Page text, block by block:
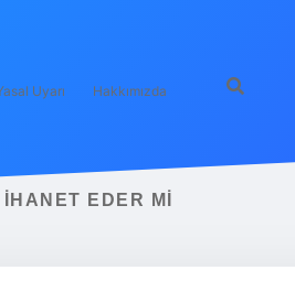
Uyarı Hakkımızda
EDER MI